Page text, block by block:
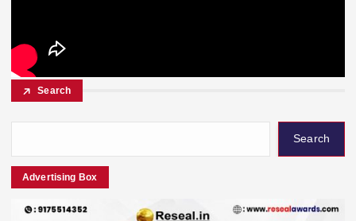
Search
Search
Advertising Box